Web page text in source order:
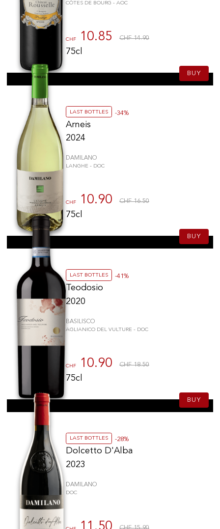
CÔTES DE BOURG - AOC
CHF 10.85 CHF 14.90
75cl
BUY
LAST BOTTLES -34%
Arneis
2024
DAMILANO
LANGHE - DOC
CHF 10.90 CHF 16.50
75cl
BUY
LAST BOTTLES -41%
Teodosio
2020
BASILISCO
AGLIANICO DEL VULTURE - DOC
CHF 10.90 CHF 18.50
75cl
BUY
LAST BOTTLES -28%
Dolcetto D'Alba
2023
DAMILANO
DOC